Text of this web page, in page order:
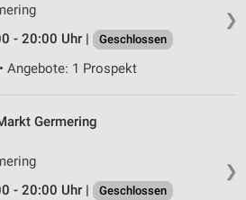
❯
- 20:00 Uhr |
Geschlossen
Angebote: 1 Prospekt
❯
Germering
- 20:00 Uhr |
Geschlossen